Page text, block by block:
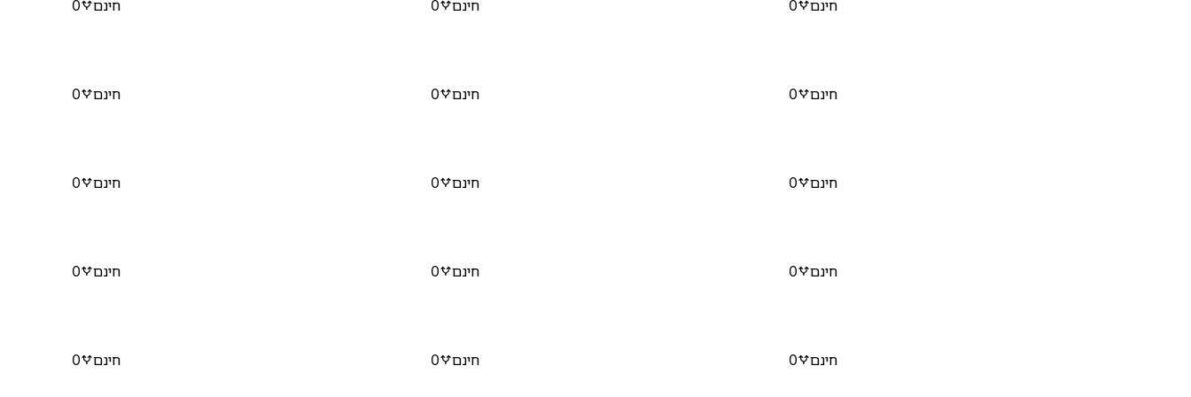
חינם 0 חינם 0 חינם 0
חינם 0 חינם 0 חינם 0
חינם 0 חינם 0 חינם 0
חינם 0 חינם 0 חינם 0
חינם 0 חינם 0 חינם 0